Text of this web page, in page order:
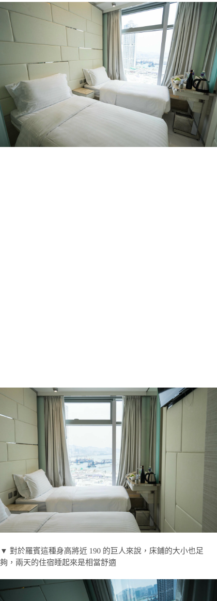
▼ 對於羅賓這種身高將近 190 的巨人來說，床鋪的大小也足
夠，兩天的住宿睡起來是相當舒適